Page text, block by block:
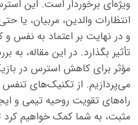
ویژه‌ای برخوردار است. این
انتظارات والدین، مربیان، یا
و در نهایت بر اعتماد به نفس
تأثیر بگذارد. در این مقاله، به
مؤثر برای کاهش استرس در
می‌پردازیم. از تکنیک‌های تنفس
راه‌های تقویت روحیه تیمی و
مثبت، به شما کمک خواهیم کرد